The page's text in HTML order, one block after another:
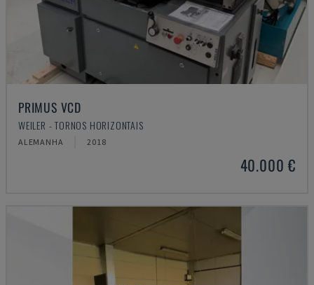
PRIMUS VCD
WEILER - TORNOS HORIZONTAIS
ALEMANHA 2018
40.000 €